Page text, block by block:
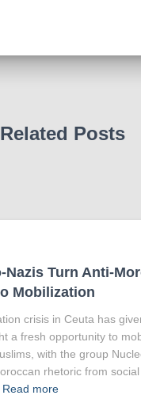
Related Posts
Nazis Turn Anti-
Mobilization
crisis in Ceuta has
a fresh opportunity to
with the group
rhetoric from
Read more